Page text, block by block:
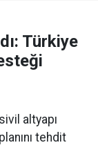
Türkiye
altyapı
tehdit